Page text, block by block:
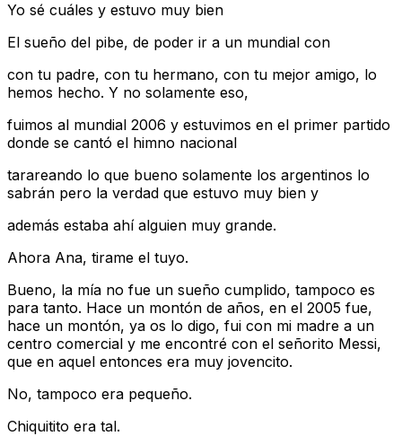
Yo sé cuáles y estuvo muy bien
El sueño del pibe, de poder ir a un mundial con
con tu padre, con tu hermano, con tu mejor amigo, lo
hemos hecho. Y no solamente eso,
fuimos al mundial 2006 y estuvimos en el primer partido
donde se cantó el himno nacional
tarareando lo que bueno solamente los argentinos lo
sabrán pero la verdad que estuvo muy bien y
además estaba ahí alguien muy grande.
Ahora Ana, tirame el tuyo.
Bueno, la mía no fue un sueño cumplido, tampoco es
para tanto. Hace un montón de años, en el 2005 fue,
hace un montón, ya os lo digo, fui con mi madre a un
centro comercial y me encontré con el señorito Messi,
que en aquel entonces era muy jovencito.
No, tampoco era pequeño.
Chiquitito era tal.